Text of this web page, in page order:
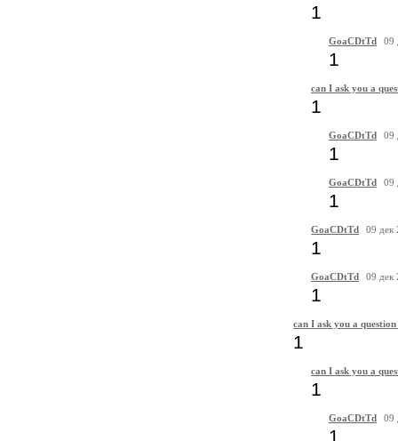
1
GoaCDtTd 09
1
can I ask you a
1
GoaCDtTd 09
1
GoaCDtTd 09
1
GoaCDtTd 09 дек
1
GoaCDtTd 09 дек
1
can I ask you a question
1
can I ask you a
1
GoaCDtTd 09
1